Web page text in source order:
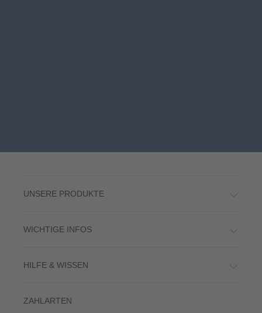
UNSERE PRODUKTE
WICHTIGE INFOS
HILFE & WISSEN
ZAHLARTEN